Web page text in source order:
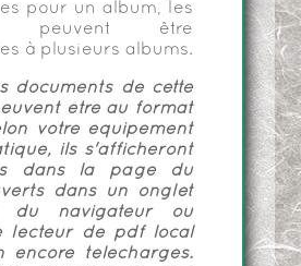
pour un album, les
peuvent être
à plusieurs albums.
documents de cette
être au format
votre équipement
ils s'afficheront
dans la page du
dans un onglet
du navigateur ou
lecteur de pdf local
encore téléchargés.